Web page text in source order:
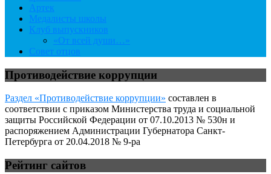
Артек
Медалисты школы
Клуб выпускников
«От всей души…»
Совет отцов
Противодействие коррупции
Раздел «Противодействие коррупции» составлен в
соответствии с приказом Министерства труда и социальной
защиты Российской Федерации от 07.10.2013 № 530н и
распоряжением Администрации Губернатора Санкт-
Петербурга от 20.04.2018 № 9-ра
Рейтинг сайтов